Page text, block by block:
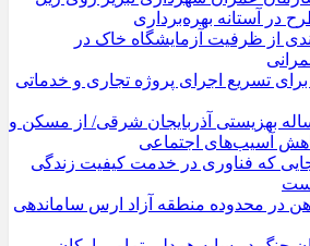
در آستانه بهره‌برداری
از ظرفیت آزمایشگاه خاک در
برای تسریع اجرای پروژه تجاری و خدماتی
بهزیستی آذربایجان شرقی/ از مسکن و
آسیب‌های اجتماعی
جایی که فناوری در خدمت کیفیت زندگی
در محدوده منطقه آزاد ارس ساماندهی